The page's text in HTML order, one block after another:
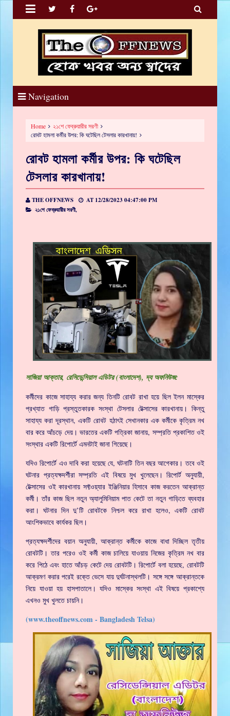
 
Navigation
Home
২১শে ফেব্রুয়ারীর সরণী
রোবট হামলা কর্মীর উপর: কি ঘটেছিল টেসলার কারখানায়!
রোবট হামলা কর্মীর উপর: কি ঘটেছিল
টেসলার কারখানায়!
THE OFFNEWS AT 12/28/2023 04:47:00 PM
২১শে ফেব্রুয়ারীর সরণী,
সাজিয়া আক্তার, রেসিডেন্সিয়াল এডিটর (বাংলাদেশ), দ্য অফনিউজ:
কর্মীদের কাজে সাহায্য করার জন্য তিনটি রোবট রাখা হয়ে ছিল ইলন মাস্কের
প্রখ্যাত গাড়ি প্রস্তুতকারক সংস্থা টেসলার টেক্সাসের কারখানায়। কিন্তু
সাহায্য করা দূরস্থান, একটি রোবট হঠাৎই সেখানকার এক কর্মীকে কৃত্রিম নখ
বার করে আঁচড়ে দেয়। ভারতের একটি পত্রিকা জানায়, সম্প্রতি প্রকাশিত ওই
সংস্থার একটি রিপোর্টে এমনটাই জানা গিয়েছে।
যদিও রিপোর্টে এও দাবি করা হয়েছে যে, ঘটনাটি তিন বছর আগেকার। তবে ওই
ঘটনার প্রত্যক্ষদর্শীরা সম্প্রতি এই বিষয়ে মুখ খুলেছেন। রিপোর্ট অনুযায়ী,
টেক্সাসের ওই কারখানায় সফ্টওয়্যার ইঞ্জিনিয়ার হিসাবে কাজ করতেন আক্রান্ত
কর্মী। তাঁর কাজ ছিল নতুন অ্যালুমিনিয়াম পাত কেটে তা নতুন গাড়িতে ব্যবহার
করা। ঘটনার দিন দু’টি রোবটকে নিশ্চল করে রাখা হলেও, একটি রোবট
আংশিকভাবে কার্যকর ছিল।
প্রত্যক্ষদর্শীদের বয়ান অনুযায়ী, আক্রান্ত কর্মীকে কাজে বাধা দিচ্ছিল তৃতীয়
রোবটটি। তার পরেও ওই কর্মী কাজ চালিয়ে যাওয়ায় নিজের কৃত্রিম নখ বার
করে পিঠে এবং হাতে আঁচড় কেটে দেয় রোবটটি। রিপোর্টে বলা হয়েছে, রোবটটি
আক্রমণ করার পরেই রক্তে ভেসে যায় দুর্ঘটনাস্থলটি। সঙ্গে সঙ্গে আক্রান্তকে
নিয়ে যাওয়া হয় হাসপাতালে। যদিও মাস্কের সংস্থা এই বিষয়ে প্রকাশ্যে
এখনও মুখ খুলতে চায়নি।
(www.theoffnews.com - Bangladesh Telsa)